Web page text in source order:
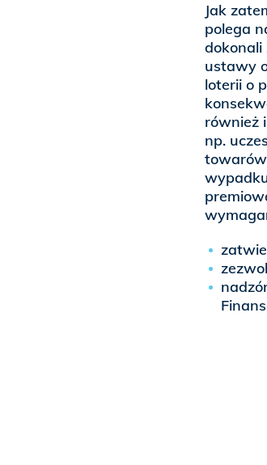
Jak
polega
dokonali
ustawy
loterii o
również
np.